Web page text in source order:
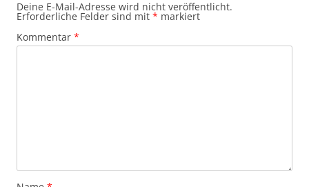
Deine E-Mail-Adresse wird nicht veröffentlicht.
Erforderliche Felder sind mit * markiert
Kommentar *